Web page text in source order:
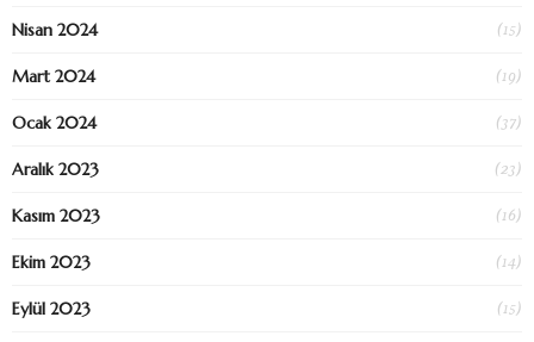
Nisan 2024 (15)
Mart 2024 (19)
Ocak 2024 (37)
Aralık 2023 (23)
Kasım 2023 (16)
Ekim 2023 (14)
Eylül 2023 (15)